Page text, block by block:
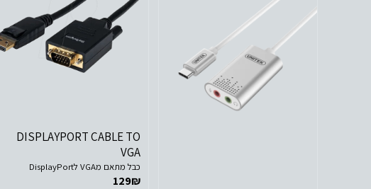
DISPLAYPORT CABLE TO
VGA
כבל מתאם מVGA לDisplayPort
129₪